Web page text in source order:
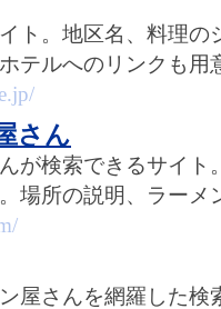
ト。地区名、料理の
テルへのリンクも用
さん
が検索できるサイト
場所の説明、ラーメ
屋さんを網羅した検